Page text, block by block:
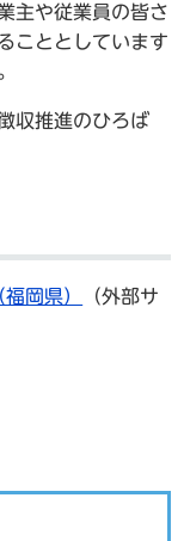
主や従業員の皆さ
こととしています
収推進のひろば
岡県）
（外部サ